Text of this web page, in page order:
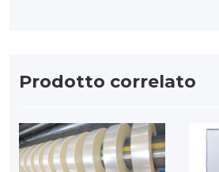
Prodotto correlato